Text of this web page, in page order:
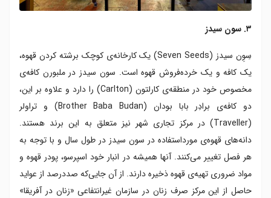
۳. سون سیدز
سِوِن سیدز (Seven Seeds) یک کارخانه‌ی کوچک برشته کردن قهوه،
یک کافه و یک خرده‌فروش قهوه است. سون سیدز در ملبورن کافه‌ی
مخصوص خود در منطقه‌ی کارلتون (Carlton) را دارد و علاوه بر این،
دو کافه‌ی برادِر بابا بودان (Brother Baba Budan) و تراولر
(Traveller) در مرکز تجاری شهر نیز متعلق به این برند هستند.
دانه‌های قهوه‌ی مورداستفاده در سون سیدز در طول سال و با توجه به
هر فصل تغییر می‌کنند. آنها همیشه در انبار خود اسپرسو، پودر قهوه و
مواد ضروری تهیه‌ی قهوه ذخیره دارند. از آن جایی‌که صددرصد از عواید
حاصل از این مرکز صرف زنان در سازمان غیرانتفاعی «زنان در آفریقا»